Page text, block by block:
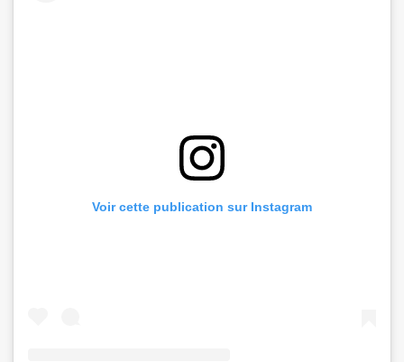
Voir cette publication sur Instagram